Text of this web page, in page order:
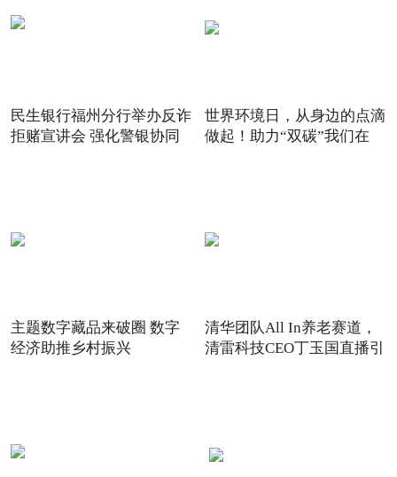
民生银行福州分行举办反诈
拒赌宣讲会 强化警银协同
世界环境日，从身边的点滴
做起！助力“双碳”我们在
主题数字藏品来破圈 数字
经济助推乡村振兴
清华团队All In养老赛道，
清雷科技CEO丁玉国直播引